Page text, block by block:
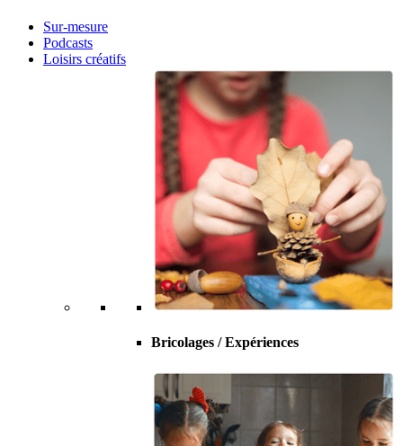
Sur-mesure
Podcasts
Loisirs créatifs
Bricolages / Expériences